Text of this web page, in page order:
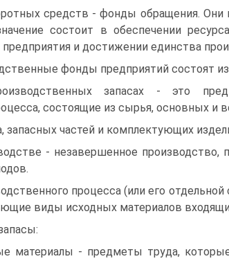
средств - фонды обращения. Они
состоит в обеспечении
предприятия и достижении единства
фонды предприятий состоят
запасах - это
состоящие из сырья, основных и
запасных частей и комплектующих
- незавершенное производство,
процесса (или его
виды исходных материалов
материалы - предметы труда,